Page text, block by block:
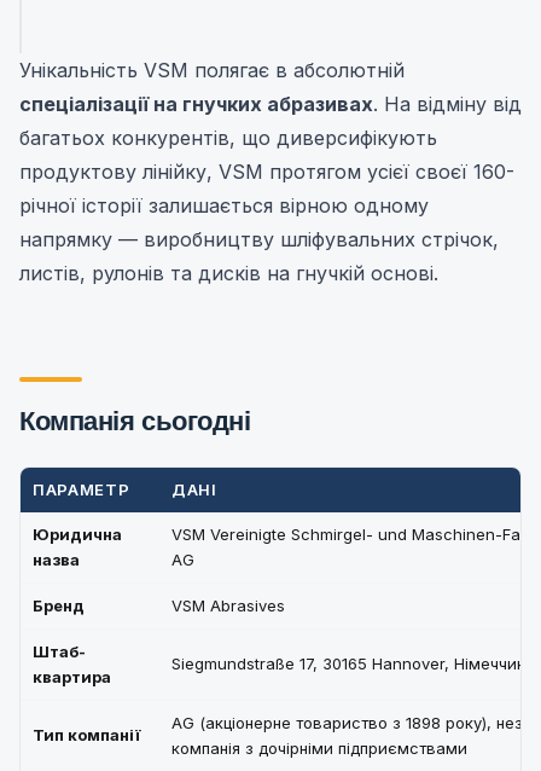
Унікальність VSM полягає в абсолютній
спеціалізації на гнучких абразивах. На відміну від
багатьох конкурентів, що диверсифікують
продуктову лінійку, VSM протягом усієї своєї 160-
річної історії залишається вірною одному
напрямку — виробництву шліфувальних стрічок,
листів, рулонів та дисків на гнучкій основі.
Компанія сьогодні
ПАРАМЕТР ДАНІ
Юридична
назва
VSM Vereinigte Schmirgel- und Maschinen-
AG
Бренд VSM Abrasives
Штаб-
квартира
Siegmundstraße 17, 30165 Hannover, Німеччина
Тип компанії
AG (акціонерне товариство з 1898 року),
компанія з дочірніми підприємствами